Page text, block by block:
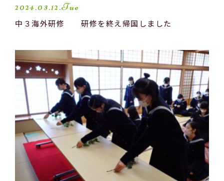
2024.03.12.Tue
中３海外研修 研修を終え帰国しました